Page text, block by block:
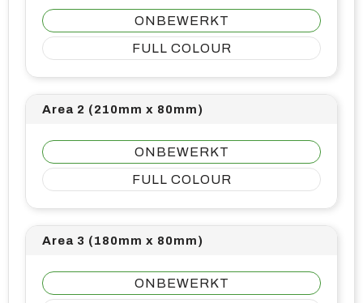
ONBEWERKT
FULL COLOUR
Area 2 (210mm x 80mm)
ONBEWERKT
FULL COLOUR
Area 3 (180mm x 80mm)
ONBEWERKT